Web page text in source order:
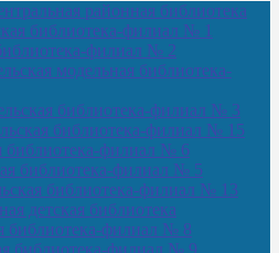
районная библиотека
библиотека-филиал № 1
филиал № 2
модельная библиотека-
библиотека-филиал № 3
библиотека-филиал № 15
библиотека-филиал № 6
библиотека-филиал № 5
библиотека-филиал № 13
детская библиотека
библиотека-филиал № 8